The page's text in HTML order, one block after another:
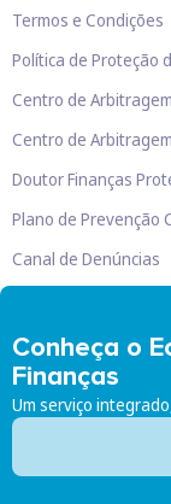
Conheça o
Finanças
Um serviço
Termos e Condições
Política de Proteção
Centro de
Centro de
Doutor Finanças
Plano de Prevenção
Canal de Denúncias
Doutor Finanças, Lda